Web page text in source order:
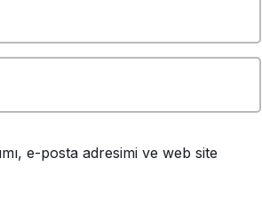
e-posta adresimi ve web site